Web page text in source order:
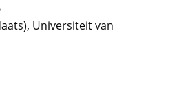
Universiteit van